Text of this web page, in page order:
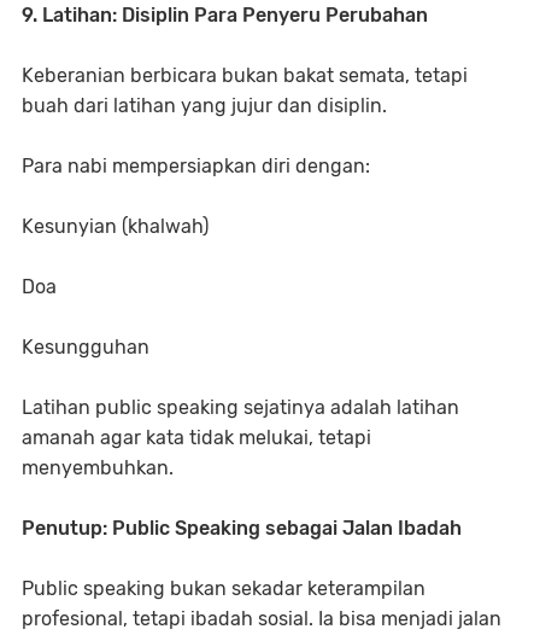
9. Latihan: Disiplin Para Penyeru Perubahan
Keberanian berbicara bukan bakat semata, tetapi
buah dari latihan yang jujur dan disiplin.
Para nabi mempersiapkan diri dengan:
Kesunyian (khalwah)
Doa
Kesungguhan
Latihan public speaking sejatinya adalah latihan
amanah agar kata tidak melukai, tetapi
menyembuhkan.
Penutup: Public Speaking sebagai Jalan Ibadah
Public speaking bukan sekadar keterampilan
profesional, tetapi ibadah sosial. Ia bisa menjadi jalan